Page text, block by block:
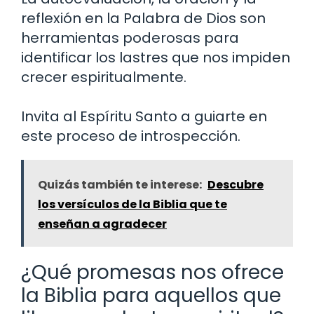
reflexión en la Palabra de Dios son
herramientas poderosas para
identificar los lastres que nos impiden
crecer espiritualmente.
Invita al Espíritu Santo a guiarte en
este proceso de introspección.
Quizás también te interese: Descubre
los versículos de la Biblia que te
enseñan a agradecer
¿Qué promesas nos ofrece
la Biblia para aquellos que